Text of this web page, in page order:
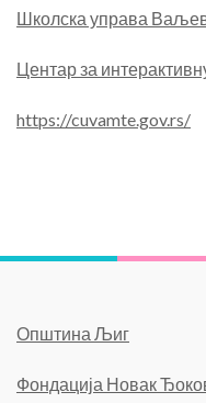
Школска управа
Центар за
https://cuvamte.gov.rs/
Општина Љиг
Фондација Новак